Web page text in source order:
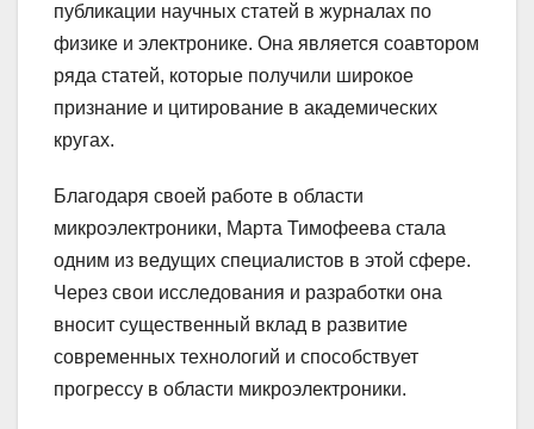
публикации научных статей в журналах по
физике и электронике. Она является соавтором
ряда статей, которые получили широкое
признание и цитирование в академических
кругах.
Благодаря своей работе в области
микроэлектроники, Марта Тимофеева стала
одним из ведущих специалистов в этой сфере.
Через свои исследования и разработки она
вносит существенный вклад в развитие
современных технологий и способствует
прогрессу в области микроэлектроники.